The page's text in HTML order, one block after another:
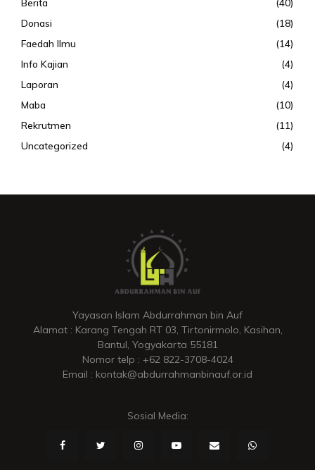
Berita
(40)
Donasi
(18)
Faedah Ilmu
(14)
Info Kajian
(4)
Laporan
(4)
Maba
(10)
Rekrutmen
(11)
Uncategorized
(4)
Yayasan Islam Abdurrahman bin Auf
Alamat : Karang Tengah RT 03, Tirtonirmolo, Kasihan,
Bantul, Yogyakarta 55181
Nomor telp : +62 822-3708-4024
Email : kontak@abdurrahmanbinauf.or.id
Sosial Media: